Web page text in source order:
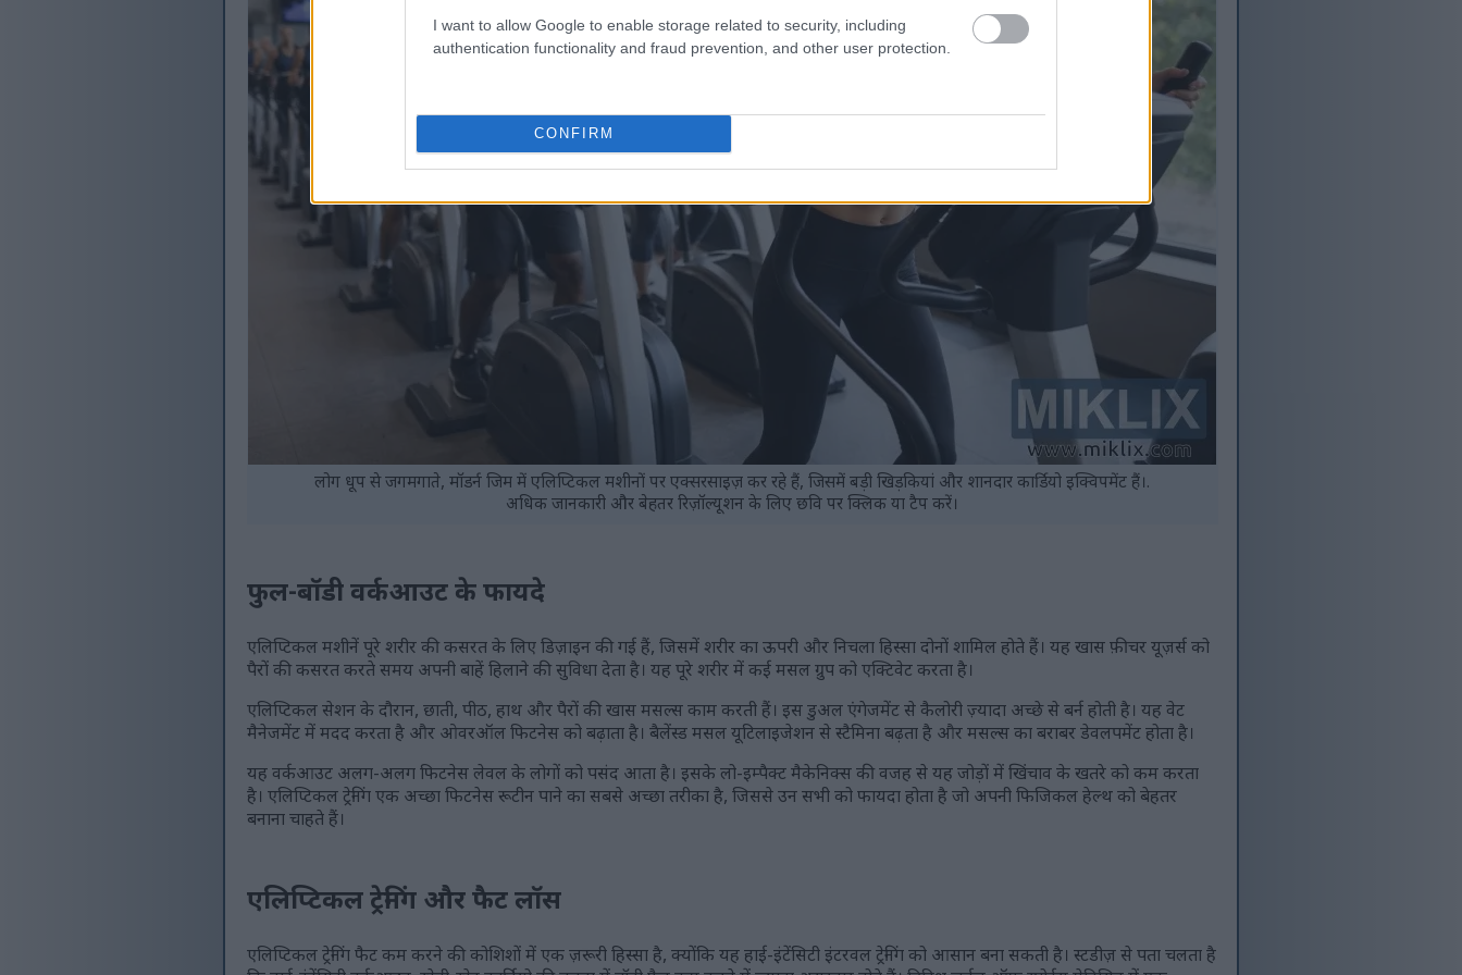
I want to allow Google to enable storage related to security, including
authentication functionality and fraud prevention, and other user protection.
CONFIRM
लोग धूप से जगमगाते, मॉडर्न जिम में एलिप्टिकल मशीनों पर एक्सरसाइज़ कर रहे हैं, जिसमें बड़ी खिड़कियां और शानदार कार्डियो इक्विपमेंट हैं।.
अधिक जानकारी और बेहतर रिज़ॉल्यूशन के लिए छवि पर क्लिक या टैप करें।
फुल-बॉडी वर्कआउट के फायदे
एलिप्टिकल मशीनें पूरे शरीर की कसरत के लिए डिज़ाइन की गई हैं, जिसमें शरीर का ऊपरी और निचला हिस्सा दोनों शामिल होते हैं। यह खास फ़ीचर यूज़र्स को
पैरों की कसरत करते समय अपनी बाहें हिलाने की सुविधा देता है। यह पूरे शरीर में कई मसल ग्रुप को एक्टिवेट करता है।
एलिप्टिकल सेशन के दौरान, छाती, पीठ, हाथ और पैरों की खास मसल्स काम करती हैं। इस डुअल एंगेजमेंट से कैलोरी ज़्यादा अच्छे से बर्न होती है। यह वेट
मैनेजमेंट में मदद करता है और ओवरऑल फिटनेस को बढ़ाता है। बैलेंस्ड मसल यूटिलाइजेशन से स्टैमिना बढ़ता है और मसल्स का बराबर डेवलपमेंट होता है।
यह वर्कआउट अलग-अलग फिटनेस लेवल के लोगों को पसंद आता है। इसके लो-इम्पैक्ट मैकेनिक्स की वजह से यह जोड़ों में खिंचाव के खतरे को कम करता
है। एलिप्टिकल ट्रेनिंग एक अच्छा फिटनेस रूटीन पाने का सबसे अच्छा तरीका है, जिससे उन सभी को फायदा होता है जो अपनी फिजिकल हेल्थ को बेहतर
बनाना चाहते हैं।
एलिप्टिकल ट्रेनिंग और फैट लॉस
एलिप्टिकल ट्रेनिंग फैट कम करने की कोशिशों में एक ज़रूरी हिस्सा है, क्योंकि यह हाई-इंटेंसिटी इंटरवल ट्रेनिंग को आसान बना सकती है। स्टडीज़ से पता चलता है